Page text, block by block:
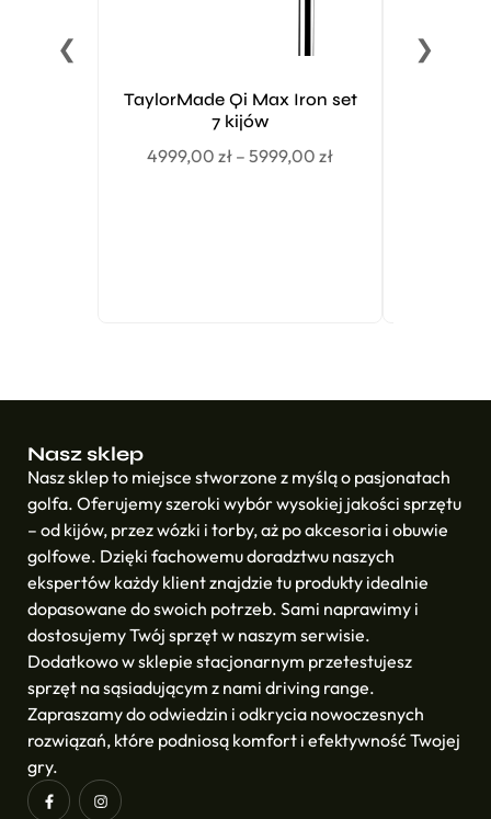
❮
TaylorMade Qi Max Iron set
7 kijów
4999,00 zł – 5999,00 zł
❯
Nasz sklep
Nasz sklep to miejsce stworzone z myślą o pasjonatach
golfa. Oferujemy szeroki wybór wysokiej jakości sprzętu
– od kijów, przez wózki i torby, aż po akcesoria i obuwie
golfowe. Dzięki fachowemu doradztwu naszych
ekspertów każdy klient znajdzie tu produkty idealnie
dopasowane do swoich potrzeb. Sami naprawimy i
dostosujemy Twój sprzęt w naszym serwisie.
Dodatkowo w sklepie stacjonarnym przetestujesz
sprzęt na sąsiadującym z nami driving range.
Zapraszamy do odwiedzin i odkrycia nowoczesnych
rozwiązań, które podniosą komfort i efektywność Twojej
gry.